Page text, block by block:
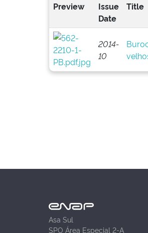
Preview
Issue
Date
Title
2014-
10
Asa Sul
SPO Área Especial 2-A